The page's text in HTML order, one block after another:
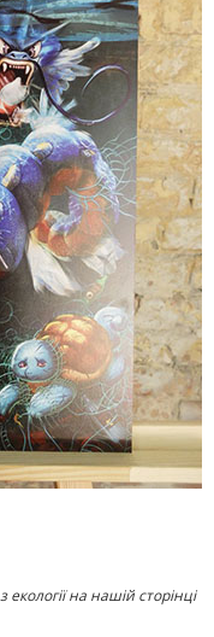
на нашій сторінці